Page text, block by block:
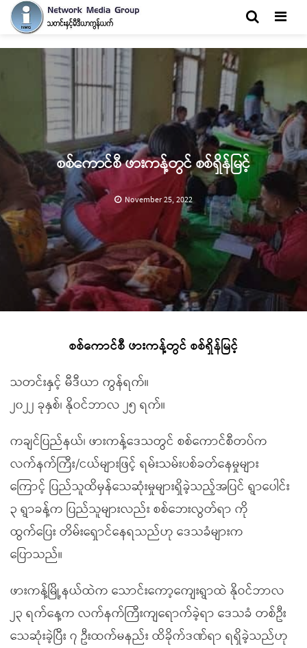
စစ်ကောင်စီ ဖားကန့်တွင် စစ်ရှိန်မြင့်
November 25, 2022
စစ်ကောင်စီ ဖားကန့်တွင် စစ်ရှိန်မြင့်
သတင်းနှင့် မီဒီယာ ကွန်ရက်။
၂၀၂၂ ခုနှစ်၊ နိုဝင်ဘာလ ၂၅ ရက်။
ကချင်ပြည်နယ်၊ ဖားကန့်ဒေသတွင် စစ်ကောင်စီတပ်က
လက်နက်ကြီး/ငယ်များဖြင့် ရမ်းသမ်းပစ်ခတ်နေမှုများ
ကြောင့် ပြည်သူထိမှန်သေဆုံးမှုများရှိခဲ့သည့်အပြင် ရွာပေါင်း
၃ ရွာခန့်က ပြည်သူများလည်း စစ်ဘေးလွတ်ရာ ကို
ထွက်ပြေး တိမ်းရှောင်နေရသည်ဟု ဒေသခံများက
ပြောသည်။
ဖားကန့်မြို့နယ်ထဲက သောင်းကော့ကျေးရွာထဲ နိုဝင်ဘာလ
၂၃ ရက်နေ့က လက်နက်ကြီးကျရောက်ခဲ့ရာ ဒေသခံ တစ်ဦး
သေဆုံးခဲ့ပြီး ၇ ဦးထက်မနည်း ထိခိုက်ဒဏ်ရာ ရရှိခဲ့သည်ဟု